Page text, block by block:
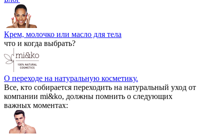
Крем, молочко или масло для тела
что и когда выбрать?
О переходе на натуральную косметику.
Все, кто собирается переходить на натуральный уход от
компании mi&ko, должны помнить о следующих
важных моментах: